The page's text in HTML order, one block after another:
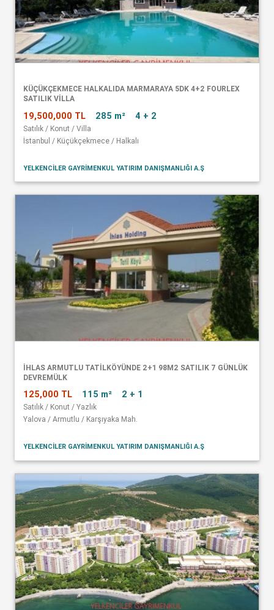
KÜÇÜKÇEKMECE HALKALIDA MARMARAYA 5DK 4+2 FOURLEX
SATILIK VİLLA
19,500,000 TL 285 m² 4 + 2
Satılık / Konut / Villa
İstanbul / Küçükçekmece / Halkalı
YELKENCİLER GAYRİMENKUL YATIRIM DANIŞMANLIĞI A.Ş
İHLAS ARMUTLU TATİLKÖYÜNDE 2+1 98M2 SATILIK 7 GÜNLÜK
DEVREMÜLK
125,000 TL 115 m² 2 + 1
Satılık / Konut / Yazlık
Yalova / Armutlu / Karşıyaka Mah.
YELKENCİLER GAYRİMENKUL YATIRIM DANIŞMANLIĞI A.Ş